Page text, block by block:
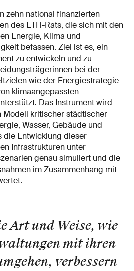
zehn national finanzierten
des ETH-Rats, die sich mit den
Energie, Klima und
befassen. Ziel ist es, ein
zu entwickeln und zu
bei der
wie der Energiestrategie
klimaangepassten
Das Instrument wird
Modell kritischer städtischer
Wasser, Gebäude und
die Entwicklung dieser
Infrastrukturen unter
genau simuliert und die
im Zusammenhang mit
Art und Weise, wie
mit ihren
verbessern